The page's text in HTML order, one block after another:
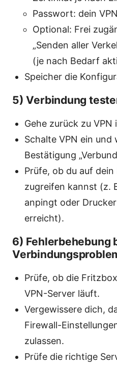
Passwort: dein
Optional: Frei
„Senden aller
(je nach Bedarf
Speicher die
5) Verbindung
Gehe zurück zu VPN
Schalte VPN ein und
Bestätigung
Prüfe, ob du auf
zugreifen kannst (z.
anpingt oder
erreicht).
6) Fehlerbehebung
Prüfe, ob die
VPN-Server läuft.
Vergewissere dich,
Firewall-
zulassen.
Prüfe die richtige